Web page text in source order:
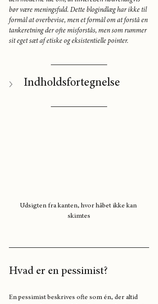
bør være meningsfuld. Dette blogindlæg har ikke til
formål at overbevise, men et formål om at forstå en
tankeretning der ofte misforstås, men som rummer
sit eget sæt af etiske og eksistentielle pointer.
Indholdsfortegnelse
Udsigten fra kanten, hvor håbet ikke kan
skimtes
Hvad er en pessimist?
En pessimist beskrives ofte som én, der altid